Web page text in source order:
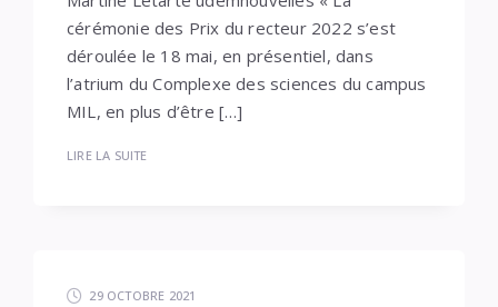
cérémonie des Prix du recteur 2022 s’est
déroulée le 18 mai, en présentiel, dans
l’atrium du Complexe des sciences du campus
MIL, en plus d’être […]
LIRE LA SUITE
29 OCTOBRE 2021